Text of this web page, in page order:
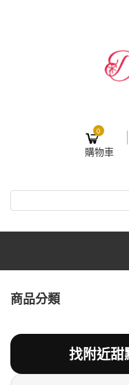
0
購物車
帳號
商品分類
找附近甜